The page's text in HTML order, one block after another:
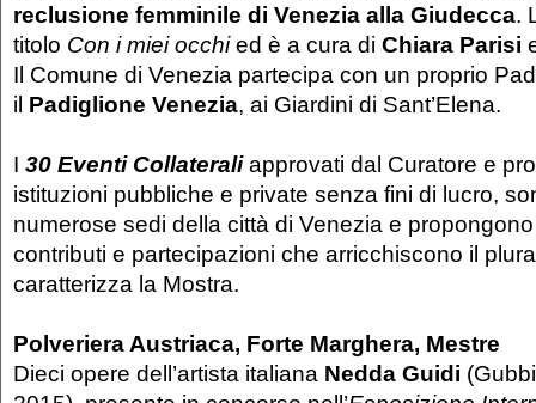
reclusione femminile di Venezia alla Giudecca.
titolo Con i miei occhied è a cura di Chiara Parisi
Il Comune di Venezia partecipa con un proprio
il Padiglione Venezia, ai Giardini di Sant’Elena.
I 30 Eventi Collateraliapprovati dal Curatore e
istituzioni pubbliche e private senza fini di lucro,
numerose sedi della città di Venezia e
contributi e partecipazioni che arricchiscono il
caratterizza la Mostra.
Polveriera Austriaca, Forte Marghera, Mestre
Dieci opere dell’artista italiana Nedda Guidi